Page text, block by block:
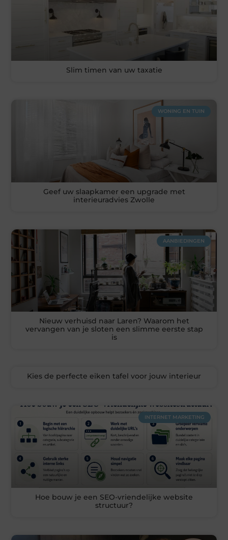
Slim timen van uw taxatie
WONING EN TUIN
Geef uw slaapkamer een upgrade met
interieuradvies Zwolle
AANBIEDINGEN
Nieuw verhuisd naar Laren? Waarom het
vervangen van je sloten een slimme eerste stap
is
Kies de perfecte eiken tafel voor jouw interieur
INTERNET MARKETING
Hoe bouw je een SEO-vriendelijke website
structuur?